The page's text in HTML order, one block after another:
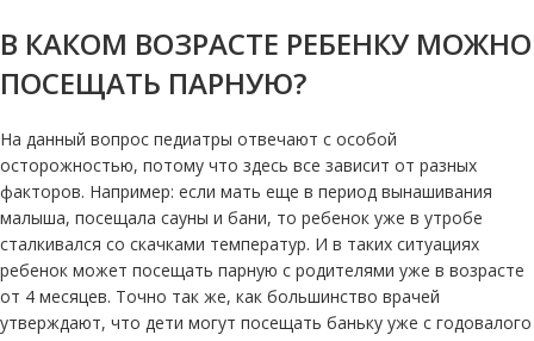
В КАКОМ ВОЗРАСТЕ РЕБЕНКУ МОЖНО
ПОСЕЩАТЬ ПАРНУЮ?
На данный вопрос педиатры отвечают с особой
осторожностью, потому что здесь все зависит от разных
факторов. Например: если мать еще в период вынашивания
малыша, посещала сауны и бани, то ребенок уже в утробе
сталкивался со скачками температур. И в таких ситуациях
ребенок может посещать парную с родителями уже в возрасте
от 4 месяцев. Точно так же, как большинство врачей
утверждают, что дети могут посещать баньку уже с годовалого